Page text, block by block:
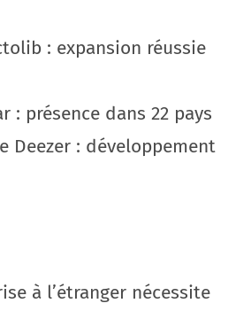
: expansion réussie
: présence dans 22 pays
Deezer : développement
à l’étranger nécessite